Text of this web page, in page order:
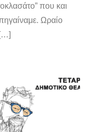
που και
Ωραίο